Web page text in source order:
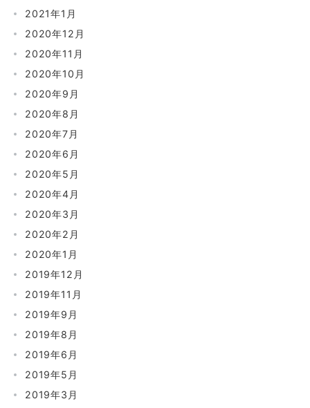
2021年1月
2020年12月
2020年11月
2020年10月
2020年9月
2020年8月
2020年7月
2020年6月
2020年5月
2020年4月
2020年3月
2020年2月
2020年1月
2019年12月
2019年11月
2019年9月
2019年8月
2019年6月
2019年5月
2019年3月